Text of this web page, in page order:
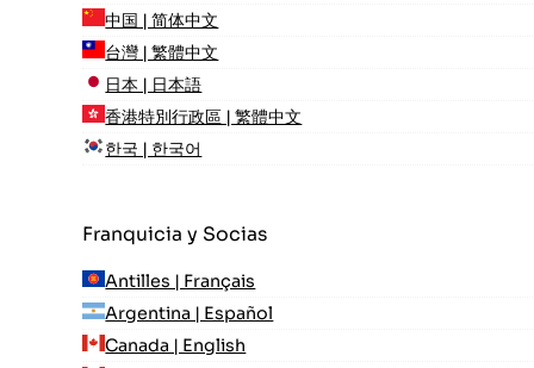
中国 | 简体中文
台灣 | 繁體中文
日本 | 日本語
香港特別行政區 | 繁體中文
한국 | 한국어
Franquicia y Socias
Antilles | Français
Argentina | Español
Canada | English